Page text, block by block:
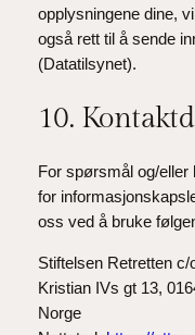
opplysningene dine,
også rett til å sende
(Datatilsynet).
10.
For spørsmål og/
for
oss ved å bruke
Stiftelsen Retretten
Kristian IVs gt 13,
Norge